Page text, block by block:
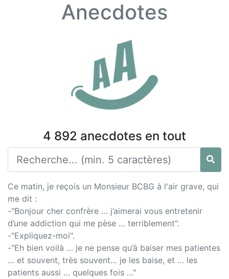
Anecdotes
4 892 anecdotes en tout
Ce matin, je reçois un Monsieur BCBG à l'air grave, qui
me dit :
-"Bonjour cher confrère … j’aimerai vous entretenir
d’une addiction qui me pèse … terriblement".
-"Expliquez-moi".
-"Eh bien voilà … je ne pense qu’à baiser mes patientes
… et souvent, très souvent… je les baise, et … les
patients aussi … quelques fois …"